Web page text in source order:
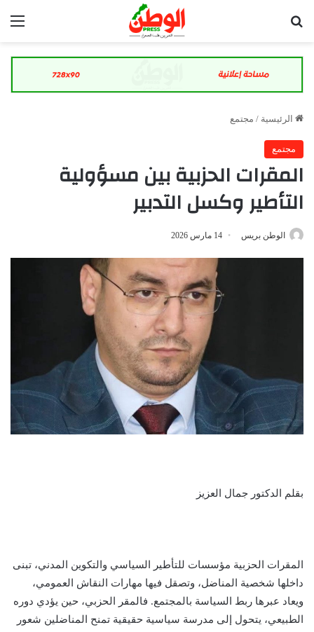
الرئيسية / مجتمع
مجتمع
المقرات الحزبية بين مسؤولية
التأطير وكسل التدبير
الوطن بريس 14 مارس 2026
بقلم الدكتور جمال العزيز
المقرات الحزبية مؤسسات للتأطير السياسي والتكوين المدني، تبنى
داخلها شخصية المناضل، وتصقل فيها مهارات النقاش العمومي،
ويعاد عبرها ربط السياسة بالمجتمع. فالمقر الحزبي، حين يؤدي دوره
الطبيعي، يتحول إلى مدرسة سياسية حقيقية تمنح المناضلين شعور